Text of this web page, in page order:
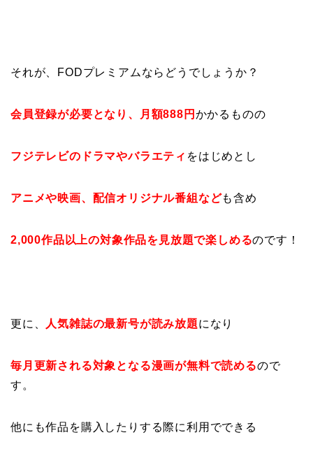
それが、FODプレミアムならどうでしょうか？
会員登録が必要となり、月額888円 かかるものの
フジテレビのドラマやバラエティ をはじめとし
アニメや映画、配信オリジナル番組なども含め
2,000作品以上の対象作品を見放題で楽しめるのです！
更に、 人気雑誌の最新号が読み放題になり
毎月更新される対象となる漫画が無料で読めるので
す。
他にも作品を購入したりする際に利用でできる